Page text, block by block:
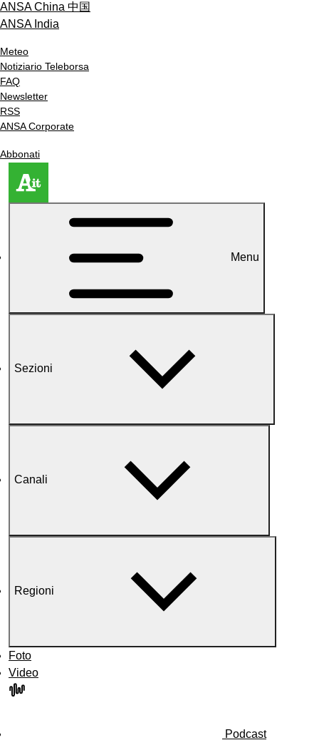
ANSA China 中国
ANSA India
Meteo
Notiziario Teleborsa
FAQ
Newsletter
RSS
ANSA Corporate
Abbonati
Menu
Sezioni
Canali
Regioni
Foto
Video
Podcast